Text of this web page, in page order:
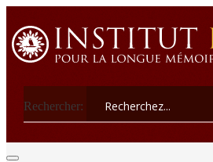
Rechercher: